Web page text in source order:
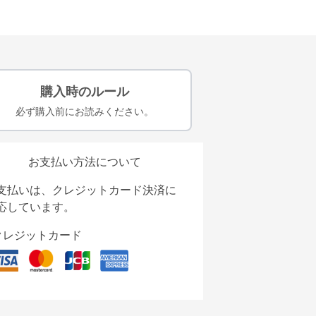
購入時のルール
必ず購入前にお読みください。
お支払い方法について
払いは、クレジットカード決済に
しています。
レジットカード